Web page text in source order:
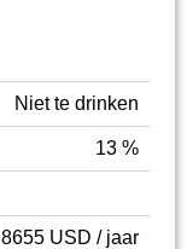
Niet te drinken
13 %
8655 USD / jaar